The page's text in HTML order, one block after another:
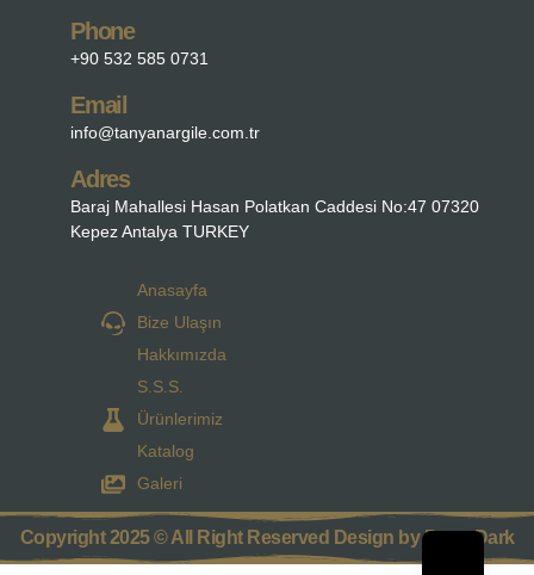
Phone
+90 532 585 0731
Email
info@tanyanargile.com.tr
Adres
Baraj Mahallesi Hasan Polatkan Caddesi No:47 07320
Kepez Antalya TURKEY
Anasayfa
Bize Ulaşın
Hakkımızda
S.S.S.
Ürünlerimiz
Katalog
Galeri
Copyright 2025 © All Right Reserved Design by Parra Dark